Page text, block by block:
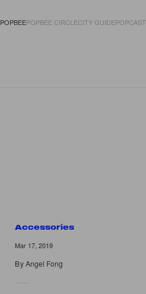
POPBEEPOPBEE CIRCLECITY GUIDEPOPCAST
Accessories
Mar 17, 2019
ByAngel Fong